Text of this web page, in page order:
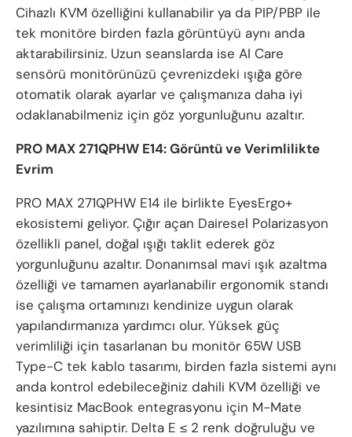
Cihazlı KVM özelliğini kullanabilir ya da PIP/PBP ile
tek monitöre birden fazla görüntüyü aynı anda
aktarabilirsiniz. Uzun seanslarda ise AI Care
sensörü monitörünüzü çevrenizdeki ışığa göre
otomatik olarak ayarlar ve çalışmanıza daha iyi
odaklanabilmeniz için göz yorgunluğunu azaltır.
PRO MAX 271QPHW E14: Görüntü ve Verimlilikte
Evrim
PRO MAX 271QPHW E14 ile birlikte EyesErgo+
ekosistemi geliyor. Çığır açan Dairesel Polarizasyon
özellikli panel, doğal ışığı taklit ederek göz
yorgunluğunu azaltır. Donanımsal mavi ışık azaltma
özelliği ve tamamen ayarlanabilir ergonomik standı
ise çalışma ortamınızı kendinize uygun olarak
yapılandırmanıza yardımcı olur. Yüksek güç
verimliliği için tasarlanan bu monitör 65W USB
Type-C tek kablo tasarımı, birden fazla sistemi aynı
anda kontrol edebileceğiniz dahili KVM özelliği ve
kesintisiz MacBook entegrasyonu için M-Mate
yazılımına sahiptir. Delta E ≤ 2 renk doğruluğu ve